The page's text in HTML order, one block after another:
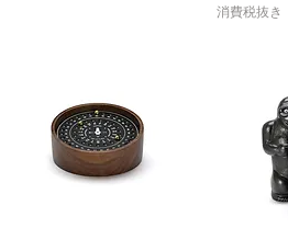
消費税抜き